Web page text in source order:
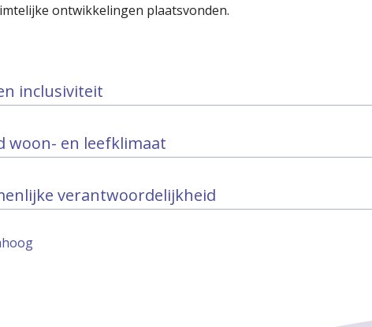
ontwikkelingen plaatsvonden.
inclusiviteit
woon- en leefklimaat
verantwoordelijkheid